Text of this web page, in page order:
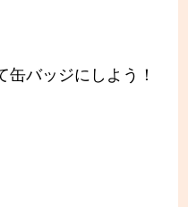
バッジにしよう！